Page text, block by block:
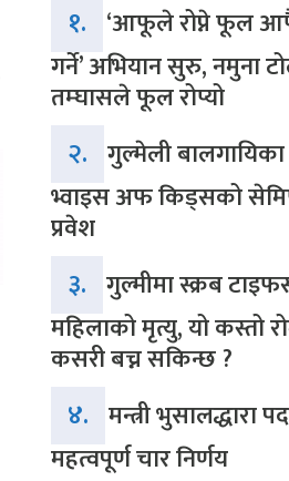
१. ‘आफूले रोप्ने फूल
गर्ने’ अभियान सुरु, नमुना
तम्घासले फूल रोप्यो
२. गुल्मेली बालगायिका
भ्वाइस अफ किड्सको
प्रवेश
३. गुल्मीमा स्क्रब
महिलाको मृत्यु, यो कस्तो
कसरी बच्न सकिन्छ ?
४. मन्त्री भुसालद्धारा
महत्वपूर्ण चार निर्णय